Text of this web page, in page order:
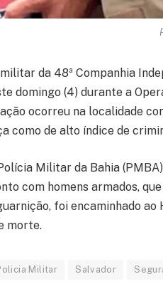
da 48ª Companhia
domingo (4) durante a
ocorreu na localidade
como de alto índice de
Militar da Bahia
com homens armados,
foi encaminhado
morte.
Militar Salvador